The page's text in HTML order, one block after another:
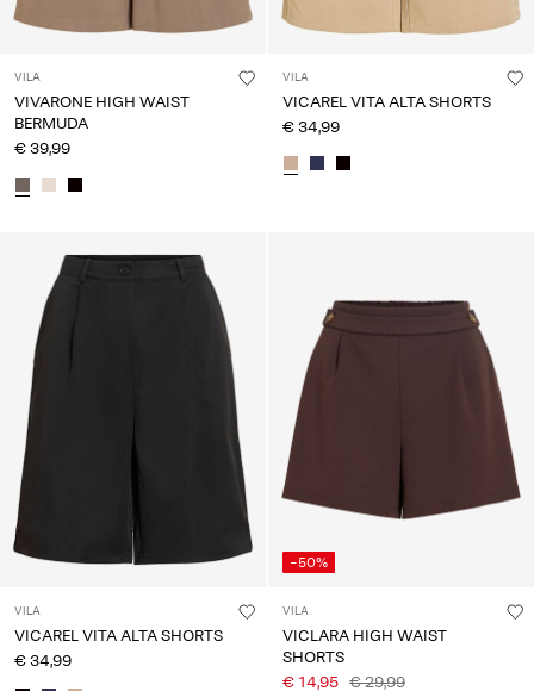
VILA
VIVARONE HIGH WAIST
BERMUDA
€ 39,99
VILA
VICAREL VITA ALTA SHORTS
€ 34,99
VILA
VICAREL VITA ALTA SHORTS
€ 34,99
-50%
VILA
VICLARA HIGH WAIST
SHORTS
€ 14,95 € 29,99